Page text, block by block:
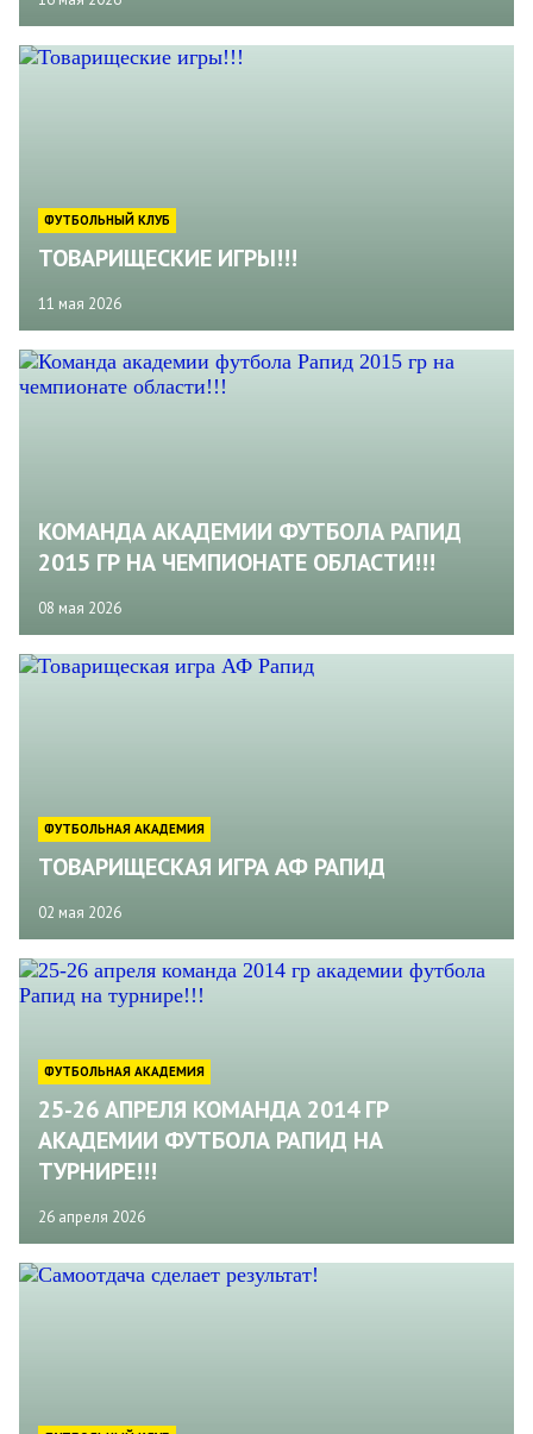
ФУТБОЛЬНЫЙ КЛУБ
ТОВАРИЩЕСКИЕ ИГРЫ!!!
11 мая 2026
КОМАНДА АКАДЕМИИ ФУТБОЛА РАПИД
2015 ГР НА ЧЕМПИОНАТЕ ОБЛАСТИ!!!
08 мая 2026
ФУТБОЛЬНАЯ АКАДЕМИЯ
ТОВАРИЩЕСКАЯ ИГРА АФ РАПИД
02 мая 2026
ФУТБОЛЬНАЯ АКАДЕМИЯ
25-26 АПРЕЛЯ КОМАНДА 2014 ГР
АКАДЕМИИ ФУТБОЛА РАПИД НА
ТУРНИРЕ!!!
26 апреля 2026